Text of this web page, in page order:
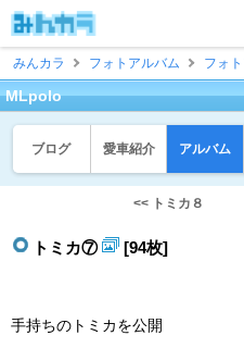
みんカラ
フォトアルバム フォ
MLpolo
ブログ 愛車紹介 アルバム
<< トミカ８
トミカ⑦ [94枚]
手持ちのトミカを公開